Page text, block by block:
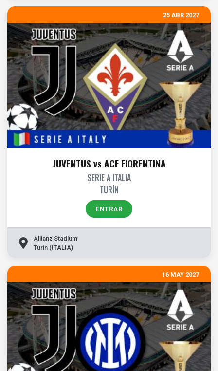
25 ABR 2027
JUVENTUS vs ACF FIORENTINA
SERIE A ITALIA
TURÍN
ENTRAR
Allianz Stadium
Turin (ITALIA)
16 MAY 2027